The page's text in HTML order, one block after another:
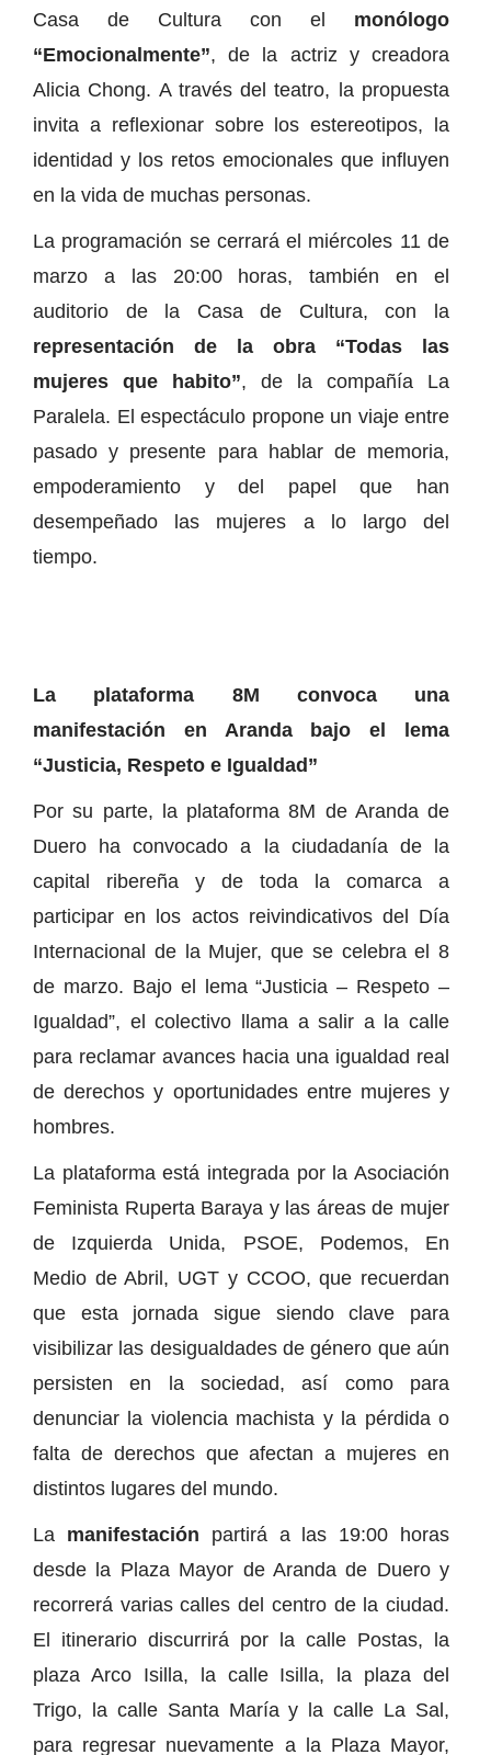
Casa de Cultura con el monólogo
“Emocionalmente”, de la actriz y creadora
Alicia Chong. A través del teatro, la propuesta
invita a reflexionar sobre los estereotipos, la
identidad y los retos emocionales que influyen
en la vida de muchas personas.
La programación se cerrará el miércoles 11 de
marzo a las 20:00 horas, también en el
auditorio de la Casa de Cultura, con la
representación de la obra “Todas las
mujeres que habito”, de la compañía La
Paralela. El espectáculo propone un viaje entre
pasado y presente para hablar de memoria,
empoderamiento y del papel que han
desempeñado las mujeres a lo largo del
tiempo.
La plataforma 8M convoca una
manifestación en Aranda bajo el lema
“Justicia, Respeto e Igualdad”
Por su parte, la plataforma 8M de Aranda de
Duero ha convocado a la ciudadanía de la
capital ribereña y de toda la comarca a
participar en los actos reivindicativos del Día
Internacional de la Mujer, que se celebra el 8
de marzo. Bajo el lema “Justicia – Respeto –
Igualdad”, el colectivo llama a salir a la calle
para reclamar avances hacia una igualdad real
de derechos y oportunidades entre mujeres y
hombres.
La plataforma está integrada por la Asociación
Feminista Ruperta Baraya y las áreas de mujer
de Izquierda Unida, PSOE, Podemos, En
Medio de Abril, UGT y CCOO, que recuerdan
que esta jornada sigue siendo clave para
visibilizar las desigualdades de género que aún
persisten en la sociedad, así como para
denunciar la violencia machista y la pérdida o
falta de derechos que afectan a mujeres en
distintos lugares del mundo.
La manifestación partirá a las 19:00 horas
desde la Plaza Mayor de Aranda de Duero y
recorrerá varias calles del centro de la ciudad.
El itinerario discurrirá por la calle Postas, la
plaza Arco Isilla, la calle Isilla, la plaza del
Trigo, la calle Santa María y la calle La Sal,
para regresar nuevamente a la Plaza Mayor,